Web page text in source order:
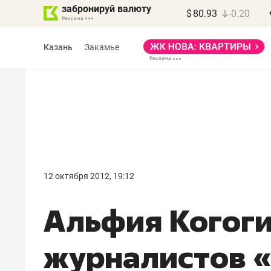
забронируй валюту $ 80.93 -0.20
Казань Закамье
12 октября 2012, 19:12
Альфия
журналистов
девелопера – найти
правильный продукт»
Девелопер из топ-10*
Башкортостана входит в Татарстан